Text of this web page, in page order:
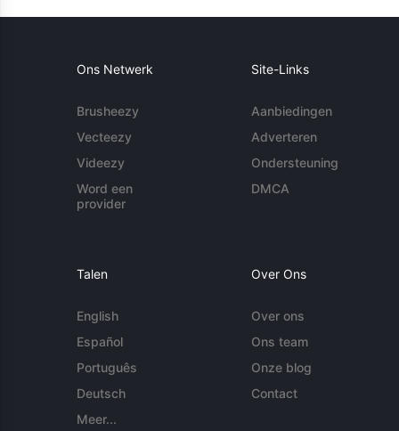
Ons Netwerk
Brusheezy
Vecteezy
Videezy
Word een
provider
Site-Links
Aanbiedingen
Adverteren
Ondersteuning
DMCA
Talen
English
Español
Português
Deutsch
Meer...
Over Ons
Over ons
Ons team
Onze blog
Contact